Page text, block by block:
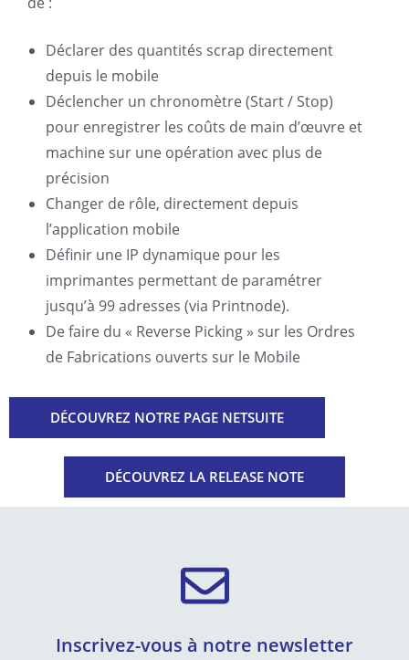
Déclarer des quantités scrap directement
depuis le mobile
Déclencher un chronomètre (Start / Stop)
pour enregistrer les coûts de main d’œuvre et
machine sur une opération avec plus de
précision
Changer de rôle, directement depuis
l’application mobile
Définir une IP dynamique pour les
imprimantes permettant de paramétrer
jusqu’à 99 adresses (via Printnode).
De faire du « Reverse Picking » sur les Ordres
de Fabrications ouverts sur le Mobile
DÉCOUVREZ NOTRE PAGE NETSUITE
DÉCOUVREZ LA RELEASE NOTE
Inscrivez-vous à notre newsletter